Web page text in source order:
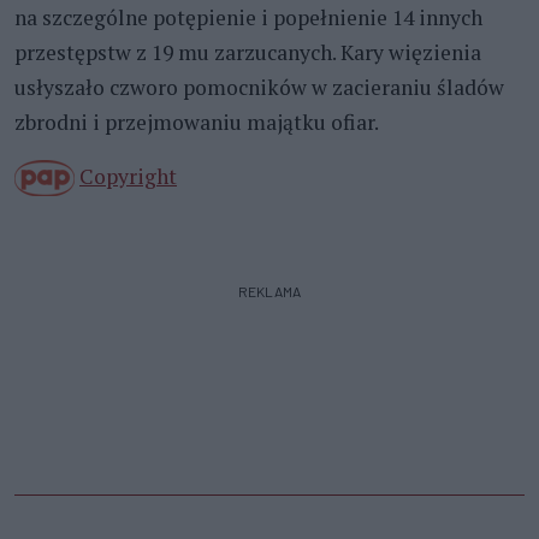
na szczególne potępienie i popełnienie 14 innych
przestępstw z 19 mu zarzucanych. Kary więzienia
usłyszało czworo pomocników w zacieraniu śladów
zbrodni i przejmowaniu majątku ofiar.
Copyright
REKLAMA